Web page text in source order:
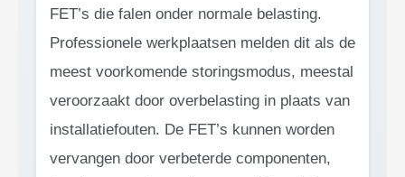
FET’s die falen onder normale belasting.
Professionele werkplaatsen melden dit als de
meest voorkomende storingsmodus, meestal
veroorzaakt door overbelasting in plaats van
installatiefouten. De FET’s kunnen worden
vervangen door verbeterde componenten,